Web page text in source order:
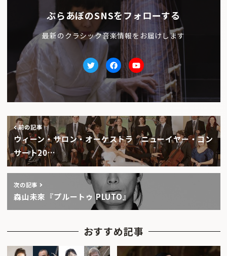
ぶらあぼのSNSをフォローする
最新のクラシック音楽情報をお届けします
TwitterfacebookYoutube
前の記事
ウィーン・サロン・オーケストラ ニューイヤー・コン
サート20…
次の記事
森山未來『プルートゥ PLUTO』
おすすめ記事